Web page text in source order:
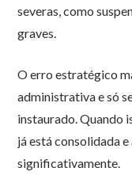
severas, como
graves.
O erro estratégico
administrativa e só
instaurado. Quando
já está consolidada
significativamente.